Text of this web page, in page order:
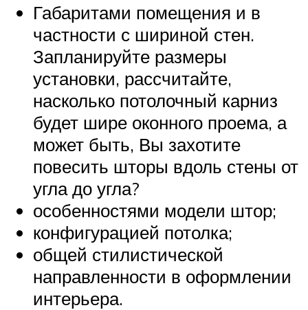
Габаритами помещения и в
частности с шириной стен.
Запланируйте размеры
установки, рассчитайте,
насколько потолочный карниз
будет шире оконного проема, а
может быть, Вы захотите
повесить шторы вдоль стены от
угла до угла?
особенностями модели штор;
конфигурацией потолка;
общей стилистической
направленности в оформлении
интерьера.